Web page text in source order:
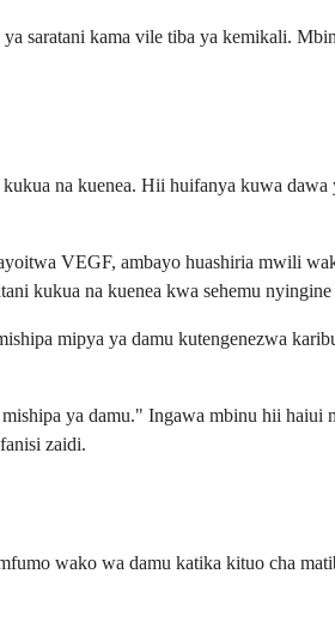
saratani kama vile tiba ya kemikali.
na kuenea. Hii huifanya kuwa
VEGF, ambayo huashiria mwili
kukua na kuenea kwa sehemu
mipya ya damu kutengenezwa
ya damu." Ingawa mbinu hii
zaidi.
wako wa damu katika kituo cha